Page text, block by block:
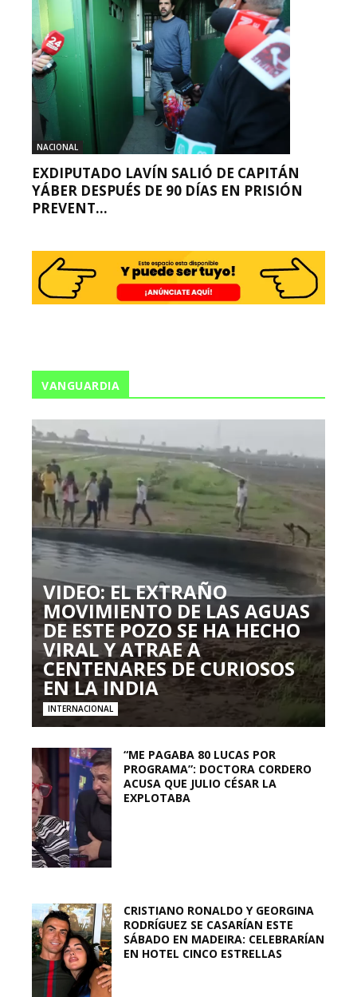
NACIONAL
EXDIPUTADO LAVÍN SALIÓ DE CAPITÁN
YÁBER DESPUÉS DE 90 DÍAS EN PRISIÓN
PREVENT...
VANGUARDIA
VIDEO: EL EXTRAÑO
MOVIMIENTO DE LAS AGUAS
DE ESTE POZO SE HA HECHO
VIRAL Y ATRAE A
CENTENARES DE CURIOSOS
EN LA INDIA
INTERNACIONAL
“ME PAGABA 80 LUCAS POR
PROGRAMA”: DOCTORA CORDERO
ACUSA QUE JULIO CÉSAR LA
EXPLOTABA
CRISTIANO RONALDO Y GEORGINA
RODRÍGUEZ SE CASARÍAN ESTE
SÁBADO EN MADEIRA: CELEBRARÍAN
EN HOTEL CINCO ESTRELLAS